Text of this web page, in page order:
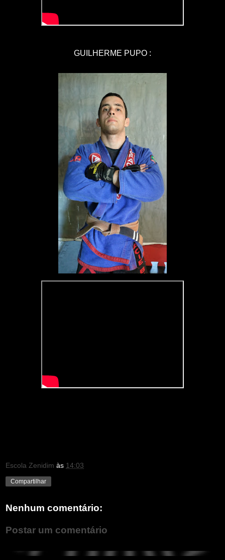
GUILHERME PUPO :
Escola Zenidim às 14:03
Compartilhar
Nenhum comentário:
Postar um comentário